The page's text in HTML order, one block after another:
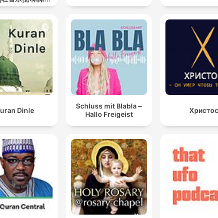
道
Dinle
Schluss mit Blabla –
Hallo Freigeist
Христос